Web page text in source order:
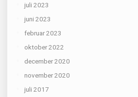
juli 2023
juni 2023
februar 2023
oktober 2022
december 2020
november 2020
juli 2017